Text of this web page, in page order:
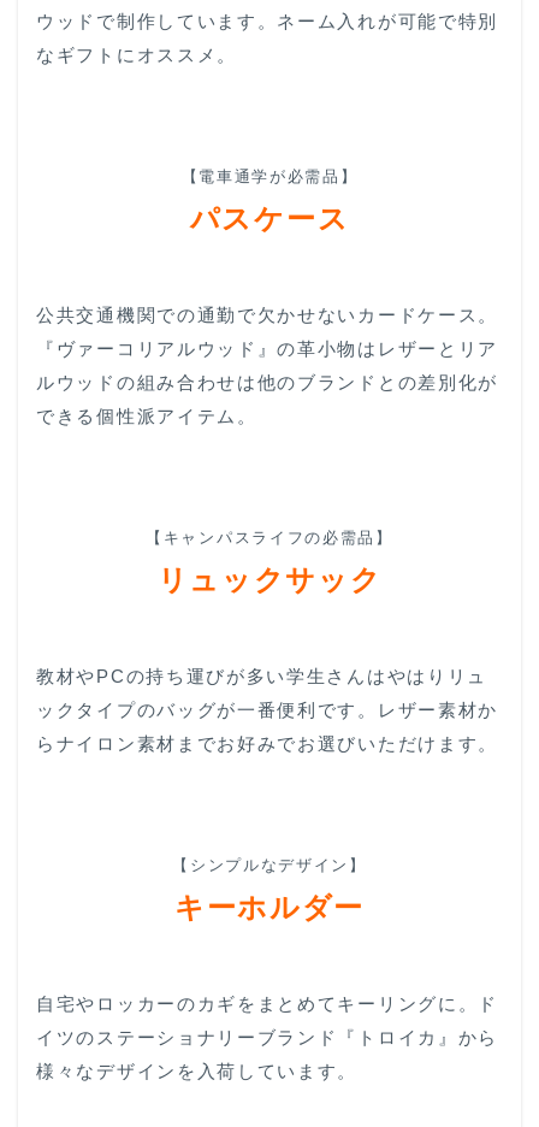
ウッドで制作しています。ネーム入れが可能で特別
なギフトにオススメ。
【電車通学が必需品】
パスケース
公共交通機関での通勤で欠かせないカードケース。
『ヴァーコリアルウッド』の革小物はレザーとリア
ルウッドの組み合わせは他のブランドとの差別化が
できる個性派アイテム。
【キャンパスライフの必需品】
リュックサック
教材やPCの持ち運びが多い学生さんはやはりリュ
ックタイプのバッグが一番便利です。レザー素材か
らナイロン素材までお好みでお選びいただけます。
【シンプルなデザイン】
キーホルダー
自宅やロッカーのカギをまとめてキーリングに。ド
イツのステーショナリーブランド『トロイカ』から
様々なデザインを入荷しています。